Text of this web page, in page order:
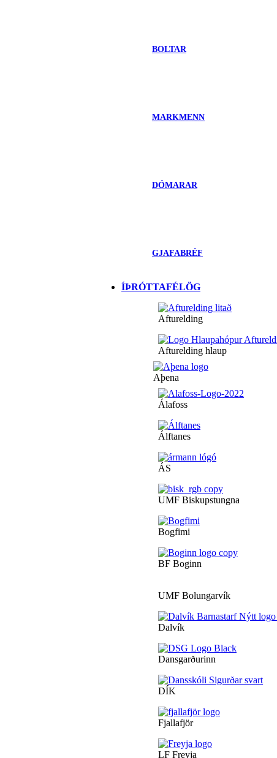
BOLTAR
MARKMENN
DÓMARAR
GJAFABRÉF
ÍÞRÓTTAFÉLÖG
Afturelding
Afturelding hlaup
Aþena
Álafoss
Álftanes
ÁS
UMF Biskupstungna
Bogfimi
BF Boginn
UMF Bolungarvík
Dalvík
Dansgarðurinn
DÍK
Fjallafjör
LF Freyja